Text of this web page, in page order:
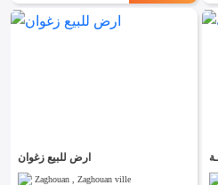
ارض للبيع زغوان
Zaghouan , Zaghouan ville